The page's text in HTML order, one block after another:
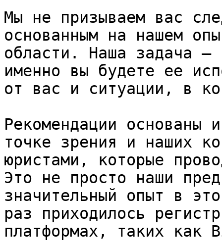
Мы не призываем вас
основанным на нашем
области. Наша задача —
именно вы будете ее
от вас и ситуации, в
Рекомендации основаны
точке зрения и наших
юристами, которые
Это не просто наши
значительный опыт в
раз приходилось
платформах, таких как